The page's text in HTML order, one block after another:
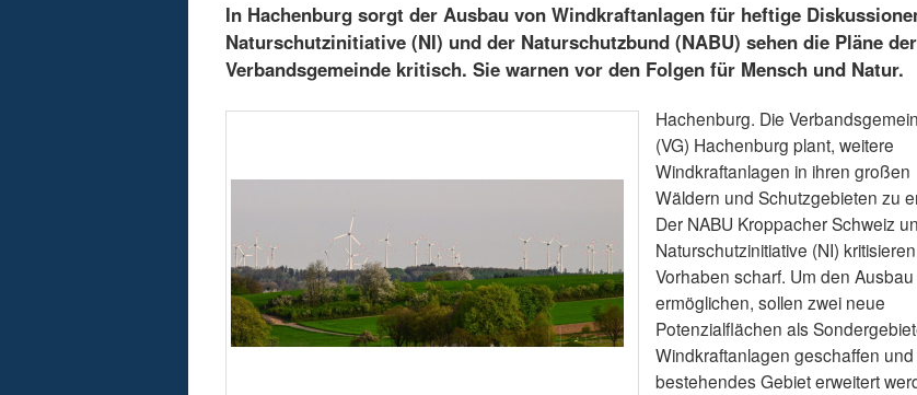
In Hachenburg sorgt der Ausbau von Windkraftanlagen für heftige
Naturschutzinitiative (NI) und der Naturschutzbund (NABU) sehen die Pläne der
Verbandsgemeinde kritisch. Sie warnen vor den Folgen für Mensch und Natur.
Hachenburg. Die
(VG) Hachenburg plant, weitere
Windkraftanlagen in ihren großen
Wäldern und Schutzgebieten zu
Der NABU Kroppacher Schweiz
Naturschutzinitiative (NI)
Vorhaben scharf. Um den
ermöglichen, sollen zwei neue
Potenzialflächen als
Windkraftanlagen geschaffen und
bestehendes Gebiet erweitert